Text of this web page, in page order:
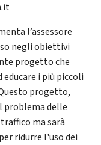
l’assessore
negli obiettivi
progetto che
i più piccoli
progetto,
problema delle
ma sarà
ridurre l'uso dei